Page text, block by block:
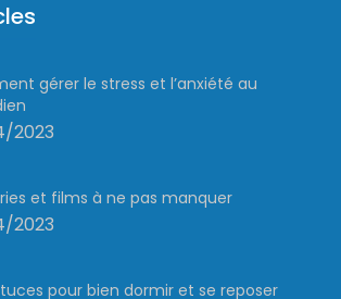
gérer le stress et l’anxiété au
2023
et films à ne pas manquer
2023
pour bien dormir et se reposer